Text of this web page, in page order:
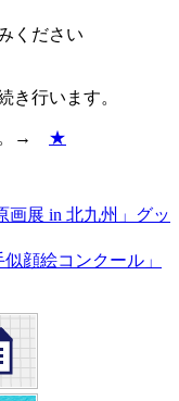
ください
き行います。
。→ ★
画展 in 北九州」グッ
顔絵コンクール」